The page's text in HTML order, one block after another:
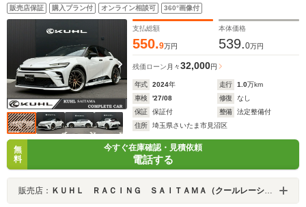
ジナルVERZホイール KCV04 21インチ リミテッド
ブロンズ/BLITZ ZZ-R車高調正式サスペンション/禁煙車
販売店保証 購入プラン付 オンライン相談可 360°画像付
支払総額
550.9万円
本体価格
539.0万円
残価ローン 月々32,000円
年式 2024年 走行 1.0万km
車検
'27/08 修復
なし
保証
保証付 整備
法定整備付
住所
埼玉県さいたま市見沼区
無
料
今すぐ在庫確認・見積依頼
電話する
販売店： ＫＵＨＬ ＲＡＣＩＮＧ ＳＡＩＴＡＭＡ（クールレーシングさいたま）